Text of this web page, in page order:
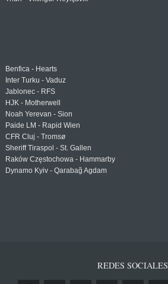
Benfica - Hearts
Inter Turku - Vaduz
Jablonec - RFS
HJK - Motherwell
Noah Yerevan - Sion
Paide LM - Rapid Wien
CFR Cluj - Tromsø
Sheriff Tiraspol - St. Gallen
Raków Częstochowa - Hammarby
Dynamo Kyiv - Qarabağ Agdam
REDES SOCIALES